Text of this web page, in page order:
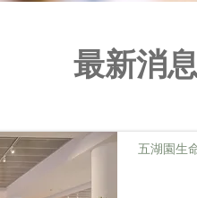
最新消
五湖園生